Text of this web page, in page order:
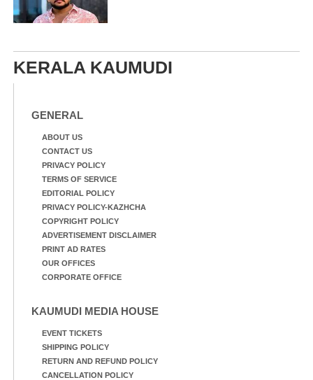
KERALA KAUMUDI
GENERAL
ABOUT US
CONTACT US
PRIVACY POLICY
TERMS OF SERVICE
EDITORIAL POLICY
PRIVACY POLICY-KAZHCHA
COPYRIGHT POLICY
ADVERTISEMENT DISCLAIMER
PRINT AD RATES
OUR OFFICES
CORPORATE OFFICE
KAUMUDI MEDIA HOUSE
EVENT TICKETS
SHIPPING POLICY
RETURN AND REFUND POLICY
CANCELLATION POLICY